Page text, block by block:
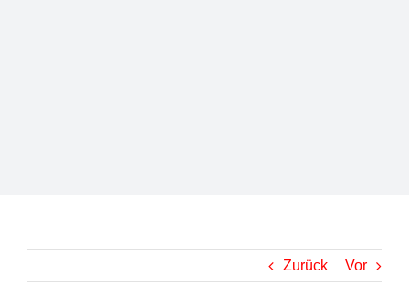
Zurück Vor